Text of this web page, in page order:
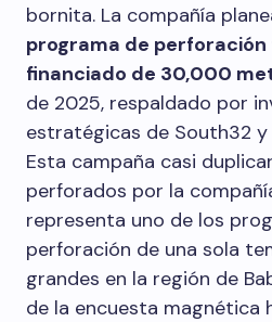
bornita. La compañía
programa de
financiado de 30,000
de 2025, respaldado por
estratégicas de South32 y
Esta campaña casi
perforados por la
representa uno de los
perforación de una sola
grandes en la región de
de la encuesta magnética